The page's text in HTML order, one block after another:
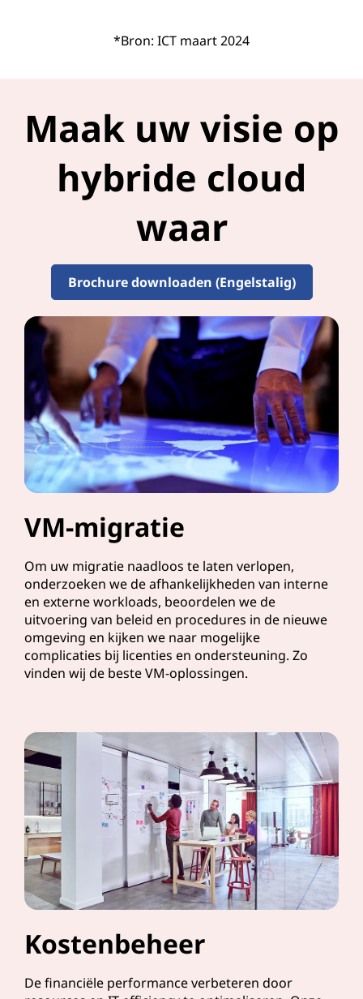
*Bron: ICT maart 2024
Maak uw visie op
hybride cloud
waar
Brochure downloaden (Engelstalig)
VM-migratie
Om uw migratie naadloos te laten verlopen,
onderzoeken we de afhankelijkheden van interne
en externe workloads, beoordelen we de
uitvoering van beleid en procedures in de nieuwe
omgeving en kijken we naar mogelijke
complicaties bij licenties en ondersteuning. Zo
vinden wij de beste VM-oplossingen.
Kostenbeheer
De financiële performance verbeteren door